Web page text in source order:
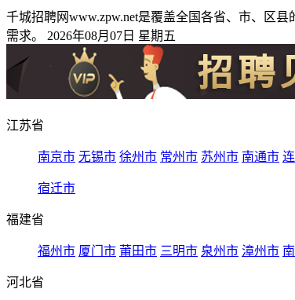
千城招聘网www.zpw.net是覆盖全国各省、市、区
需求。 2026年08月07日 星期五
江苏省
南京市 无锡市 徐州市 常州市 苏州市 南通市
宿迁市
福建省
福州市 厦门市 莆田市 三明市 泉州市 漳州市
河北省